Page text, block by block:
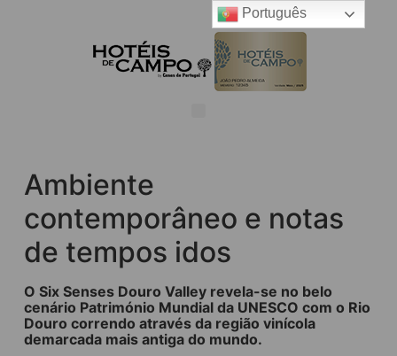
Ambiente
contemporâneo e notas
de tempos idos
O Six Senses Douro Valley revela-se no belo
cenário Património Mundial da UNESCO com o Rio
Douro correndo através da região vinícola
demarcada mais antiga do mundo.
Português